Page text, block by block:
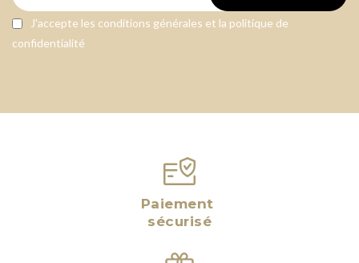
J'accepte les conditions générales et la politique de
confidentialité
Paiement
sécurisé